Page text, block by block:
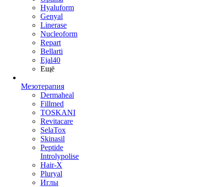
Hyaluform
Genyal
Linerase
Nucleoform
Repart
Bellarti
Ejal40
Ещё
Мезотерапия
Dermaheal
Fillmed
TOSKANI
Revitacare
SelaTox
Skinasil
Peptide
Introlypolise
Hair-X
Pluryal
Иглы